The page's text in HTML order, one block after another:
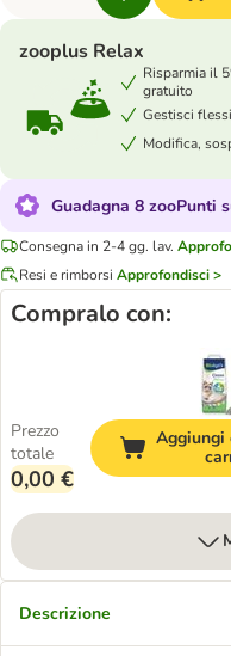
zooplus Relax
Risparmia il
gratuito
Gestisci
Modifica,
Guadagna 8 zooPunti
Consegna in 2-4 gg. lav.
Resi e rimborsi Approfondisci >
Compralo con:
Prezzo
totale
0,00 €
Aggiungi
Descrizione